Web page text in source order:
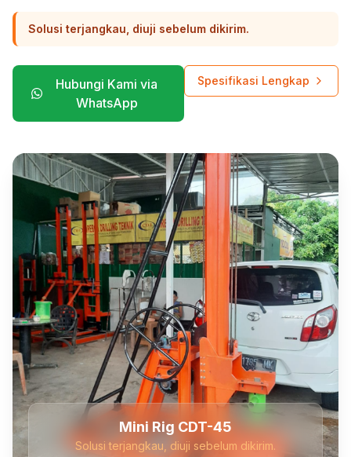
Solusi terjangkau, diuji sebelum dikirim.
Hubungi Kami via
WhatsApp
Spesifikasi Lengkap
Mini Rig CDT-45
Solusi terjangkau, diuji sebelum dikirim.